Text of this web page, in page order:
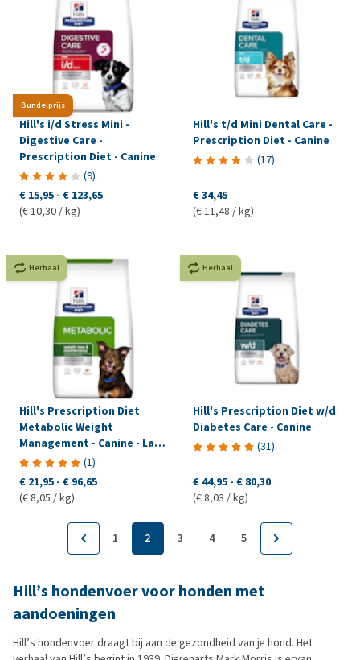
Bundelprijs
Hill's i/d Stress Mini -
Digestive Care -
Prescription Diet - Canine
(9)
€ 15,95 - € 123,65
(€ 10,30 / kg)
Hill's t/d Mini Dental Care -
Prescription Diet - Canine
(17)
€ 34,45
(€ 11,48 / kg)
Herhaal
Hill's Prescription Diet
Metabolic Weight
Management - Canine - Lam
& Rijst
(1)
€ 21,95 - € 96,65
(€ 8,05 / kg)
Herhaal
Hill's Prescription Diet w/d
Diabetes Care - Canine
(31)
€ 44,95 - € 80,30
(€ 8,03 / kg)
1 2 3 4 5
Hill’s hondenvoer voor honden met
aandoeningen
Hill’s hondenvoer draagt bij aan de gezondheid van je hond. Het